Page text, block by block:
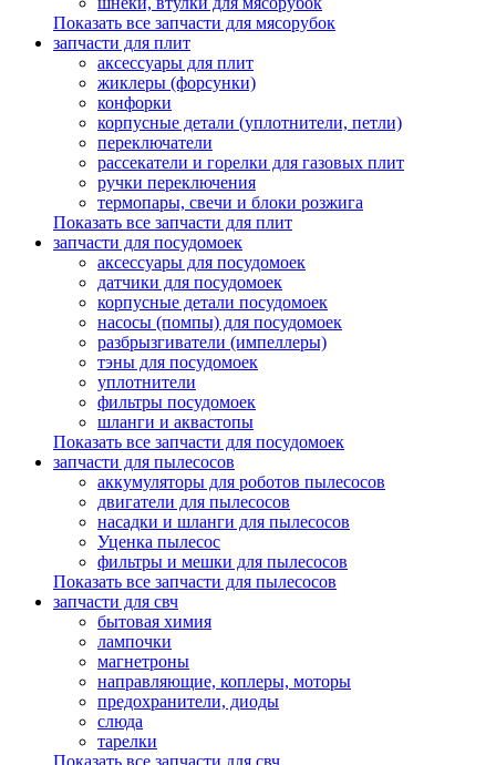
Показать все запчасти для мясорубок
запчасти для плит
аксессуары для плит
жиклеры (форсунки)
конфорки
корпусные детали (уплотнители, петли)
переключатели
рассекатели и горелки для газовых плит
ручки переключения
термопары, свечи и блоки розжига
Показать все запчасти для плит
запчасти для посудомоек
аксессуары для посудомоек
датчики для посудомоек
корпусные детали посудомоек
насосы (помпы) для посудомоек
разбрызгиватели (импеллеры)
тэны для посудомоек
уплотнители
фильтры посудомоек
шланги и аквастопы
Показать все запчасти для посудомоек
запчасти для пылесосов
аккумуляторы для роботов пылесосов
двигатели для пылесосов
насадки и шланги для пылесосов
Уценка пылесос
фильтры и мешки для пылесосов
Показать все запчасти для пылесосов
запчасти для свч
бытовая химия
лампочки
магнетроны
направляющие, коплеры, моторы
предохранители, диоды
слюда
тарелки
Показать все запчасти для свч